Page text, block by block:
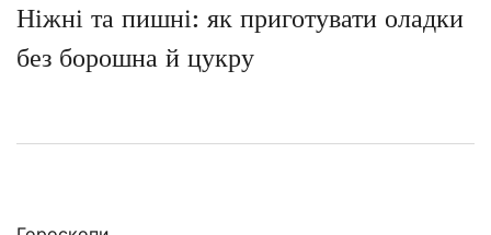
Ніжні та пишні: як приготувати оладки
без борошна й цукру